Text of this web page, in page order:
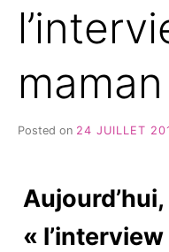
maman
Posted on 24 JUILLET
« l’interview